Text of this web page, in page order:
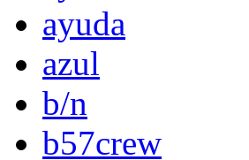
ayuda
azul
b/n
b57crew